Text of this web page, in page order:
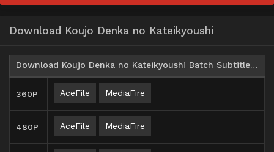
Download Koujo Denka no Kateikyoushi
Download Koujo Denka no Kateikyoushi Batch Subtitle Indonesia
360P AceFile MediaFire
480P AceFile MediaFire